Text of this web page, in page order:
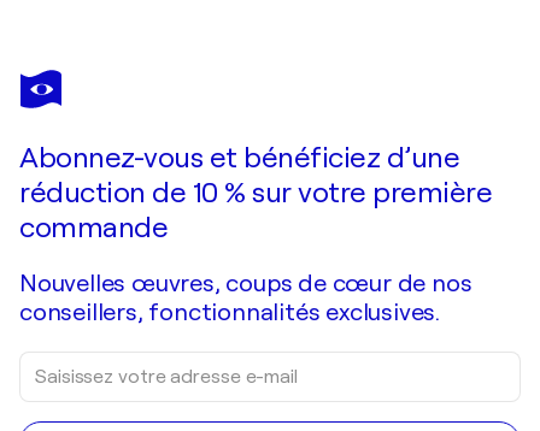
CARLOS
PUN
Je passe commande
Abonnez-vous et bénéficiez d’une
réduction de 10 % sur votre première
commande
Nouvelles œuvres, coups de cœur de nos
conseillers, fonctionnalités exclusives.